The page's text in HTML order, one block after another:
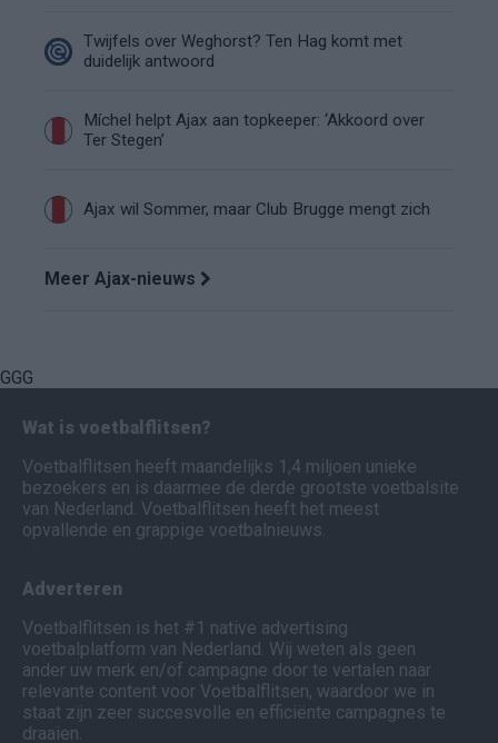
Twijfels over Weghorst? Ten Hag komt met
duidelijk antwoord
Míchel helpt Ajax aan topkeeper: ‘Akkoord over
Ter Stegen’
Ajax wil Sommer, maar Club Brugge mengt zich
Meer Ajax-nieuws
GGG
Wat is voetbalflitsen?
Voetbalflitsen heeft maandelijks 1,4 miljoen unieke
bezoekers en is daarmee de derde grootste voetbalsite
van Nederland. Voetbalflitsen heeft het meest
opvallende en grappige voetbalnieuws.
Adverteren
Voetbalflitsen is het #1 native advertising
voetbalplatform van Nederland. Wij weten als geen
ander uw merk en/of campagne door te vertalen naar
relevante content voor Voetbalflitsen, waardoor we in
staat zijn zeer succesvolle en efficiënte campagnes te
draaien.